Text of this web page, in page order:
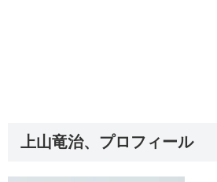
上山竜治、プロフィール